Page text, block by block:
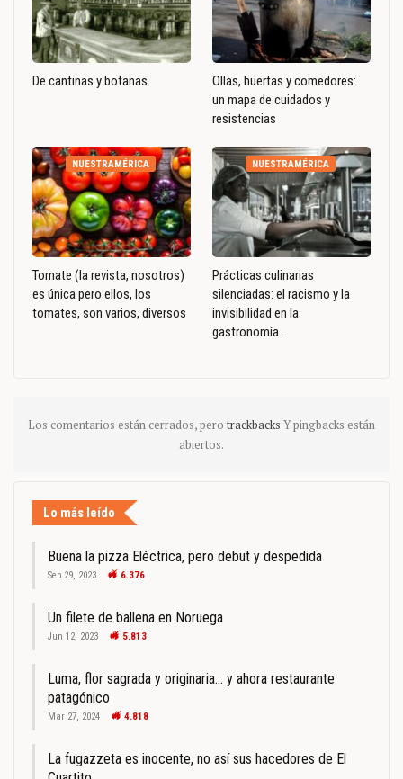
De cantinas y botanas
Ollas, huertas y comedores:
un mapa de cuidados y
resistencias
NUESTRAMÉRICA
Tomate (la revista, nosotros)
es única pero ellos, los
tomates, son varios, diversos
NUESTRAMÉRICA
Prácticas culinarias
silenciadas: el racismo y la
invisibilidad en la
gastronomía…
Los comentarios están cerrados, pero trackbacks Y pingbacks están
abiertos.
Lo más leído
Buena la pizza Eléctrica, pero debut y despedida
Sep 29, 2023 6.376
Un filete de ballena en Noruega
Jun 12, 2023 5.813
Luma, flor sagrada y originaria… y ahora restaurante
patagónico
Mar 27, 2024 4.818
La fugazzeta es inocente, no así sus hacedores de El